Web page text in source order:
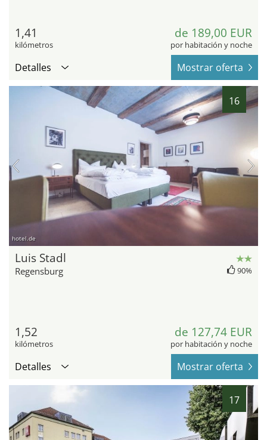
1,41
kilómetros
de 189,00 EUR
por habitación y noche
Detalles Mostrar oferta
16
hotel.de
Luis Stadl
Regensburg 90%
1,52
kilómetros
de 127,74 EUR
por habitación y noche
Detalles Mostrar oferta
17